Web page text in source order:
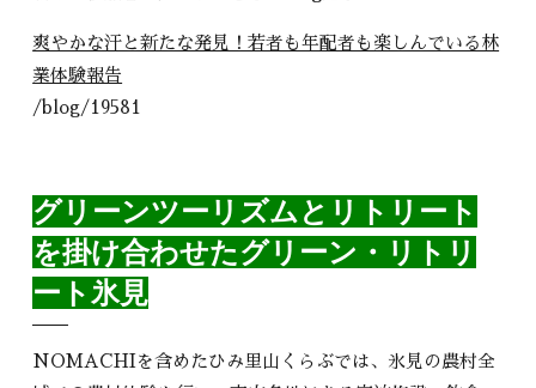
爽やかな汗と新たな発見！若者も年配者も楽しんでいる林
業体験報告
/blog/19581
グリーンツーリズムとリトリート
を掛け合わせたグリーン・リトリ
ート氷見
NOMACHIを含めたひみ里山くらぶでは、氷見の農村全